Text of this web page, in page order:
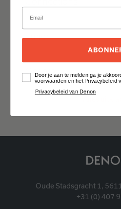
Tuner
General
Oude Stadsgracht 1,
+31 (0) 407
Door je aan te melden ga je
voorwaarden en het Privacybeleid
Privacybeleid van Denon